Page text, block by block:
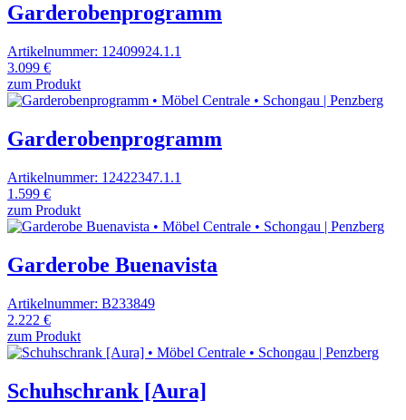
Garderobenprogramm
Artikelnummer: 12409924.1.1
3.099 €
zum Produkt
Garderobenprogramm
Artikelnummer: 12422347.1.1
1.599 €
zum Produkt
Garderobe Buenavista
Artikelnummer: B233849
2.222 €
zum Produkt
Schuhschrank [Aura]